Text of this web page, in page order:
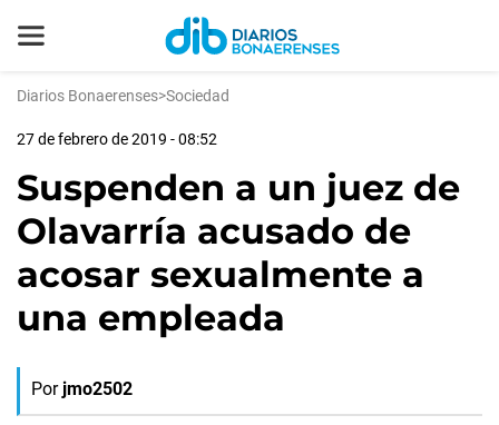
Diarios Bonaerenses>Sociedad
27 de febrero de 2019 - 08:52
Suspenden a un juez de
Olavarría acusado de
acosar sexualmente a
una empleada
Por jmo2502